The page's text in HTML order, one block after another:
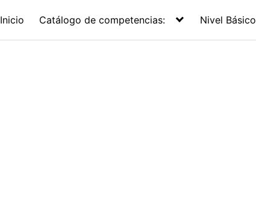
Inicio Catálogo de competencias: Nivel Básico